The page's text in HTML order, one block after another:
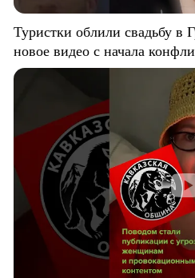
Туристки облили свадьбу в
новое видео с начала